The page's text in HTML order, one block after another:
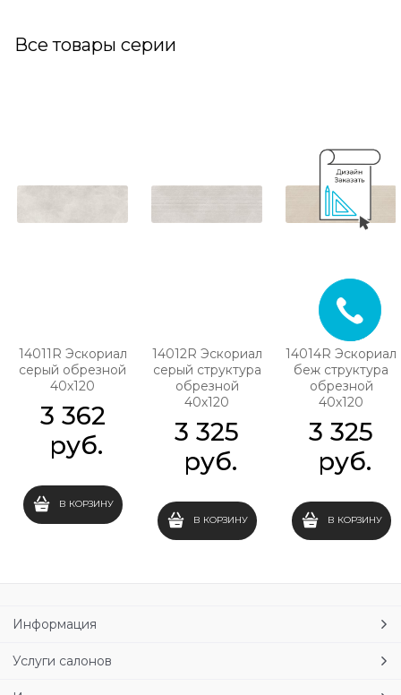
Все товары серии
14011R Эскориал
серый обрезной
40х120
3 362
руб.
В КОРЗИНУ
14012R Эскориал
серый структура
обрезной
40х120
3 325
руб.
В КОРЗИНУ
14014R Эскориал
беж структура
обрезной
40х120
3 325
руб.
В КОРЗИНУ
Информация
Услуги салонов